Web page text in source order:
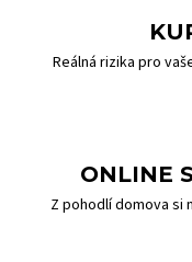
Reálná rizika pro
ONLINE
Z pohodlí domova si